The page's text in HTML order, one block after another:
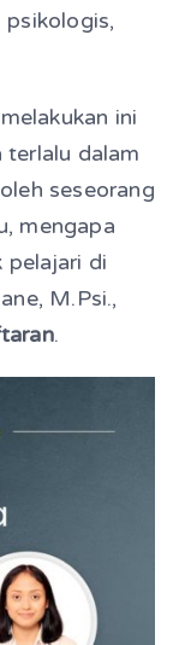
ini
terlalu dalam
seseorang
mengapa
pelajari di
M.Psi.,
.